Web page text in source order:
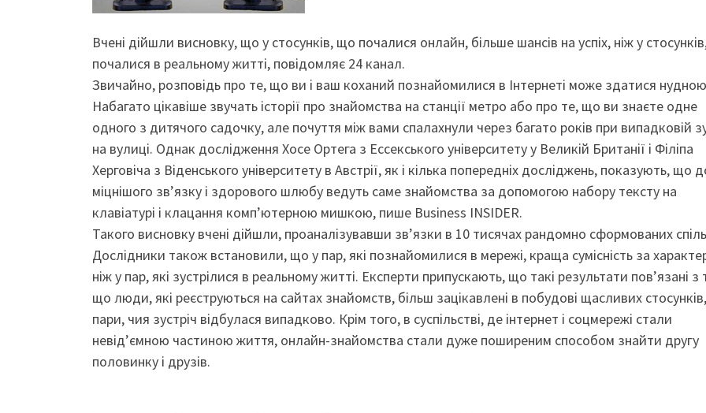
Вчені дійшли висновку, що у стосунків, що почалися онлайн, більше шансів на успіх, ніж у
почалися в реальному житті, повідомляє 24 канал.
Звичайно, розповідь про те, що ви і ваш коханий познайомилися в Інтернеті може здатися
Набагато цікавіше звучать історії про знайомства на станції метро або про те, що ви знаєте одне
одного з дитячого садочку, але почуття між вами спалахнули через багато років при випадковій
на вулиці. Однак дослідження Хосе Ортега з Ессекського університету у Великій Британії і Філіпа
Херговіча з Віденського університету в Австрії, як і кілька попередніх досліджень, показують, що
міцнішого зв’язку і здорового шлюбу ведуть саме знайомства за допомогою набору тексту на
клавіатурі і клацання комп’ютерною мишкою, пише Business INSIDER.
Такого висновку вчені дійшли, проаналізувавши зв’язки в 10 тисячах рандомно сформованих
Дослідники також встановили, що у пар, які познайомилися в мережі, краща сумісність за
ніж у пар, які зустрілися в реальному житті. Експерти припускають, що такі результати пов’язані з
що люди, які реєструються на сайтах знайомств, більш зацікавлені в побудові щасливих
пари, чия зустріч відбулася випадково. Крім того, в суспільстві, де інтернет і соцмережі стали
невід’ємною частиною життя, онлайн-знайомства стали дуже поширеним способом знайти другу
половинку і друзів.